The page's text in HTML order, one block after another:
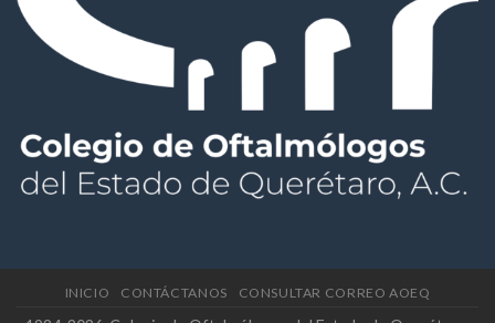
INICIO CONTÁCTANOS CONSULTAR CORREO AOEQ